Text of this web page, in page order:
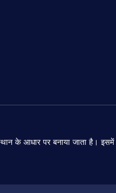
के आधारपरबनायाजाताहै।इसमें